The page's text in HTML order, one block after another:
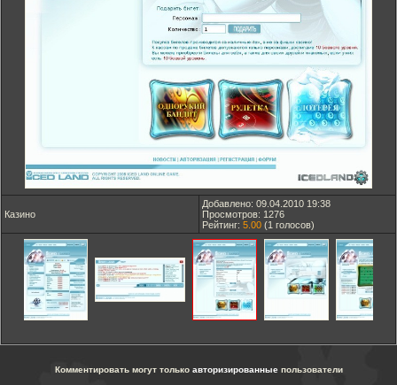
Казино
Добавлено: 09.04.2010 19:38
Просмотров: 1276
Рейтинг: 5.00 (1 голосов)
Комментировать могут только авторизированныепользователи